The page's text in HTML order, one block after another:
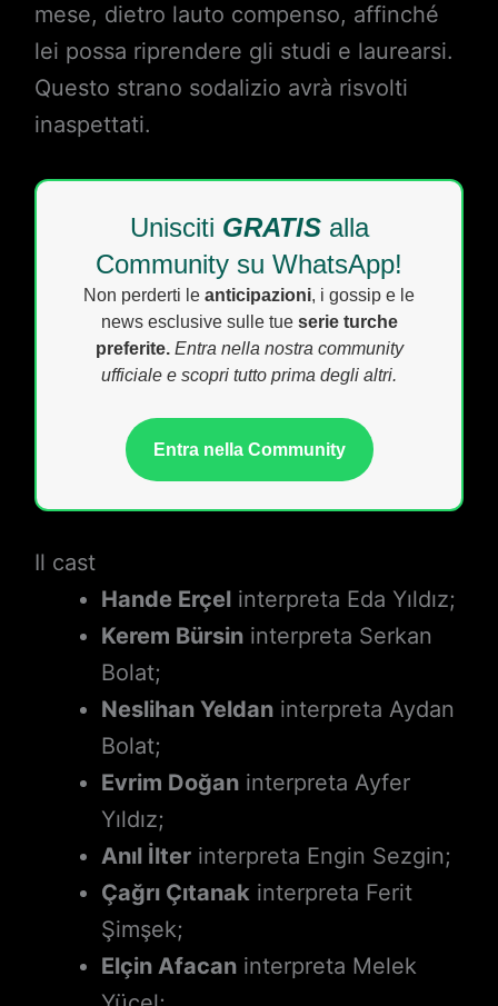
mese, dietro lauto compenso, affinché
lei possa riprendere gli studi e laurearsi.
Questo strano sodalizio avrà risvolti
inaspettati.
Unisciti GRATISalla
Community su WhatsApp!
Non perderti le anticipazioni, i gossip e le
news esclusive sulle tue serie turche
preferite. Entra nella nostra community
ufficiale e scopri tutto prima degli altri.
Entra nella Community
Il cast
Hande Erçelinterpreta Eda Yıldız;
Kerem Bürsininterpreta Serkan
Bolat;
Neslihan Yeldaninterpreta Aydan
Bolat;
Evrim Doğaninterpreta Ayfer
Yıldız;
Anıl İlterinterpreta Engin Sezgin;
Çağrı Çıtanakinterpreta Ferit
Şimşek;
Elçin Afacaninterpreta Melek